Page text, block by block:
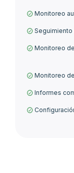
Monitoreo
Monitoreo
Monitoreo
Informes